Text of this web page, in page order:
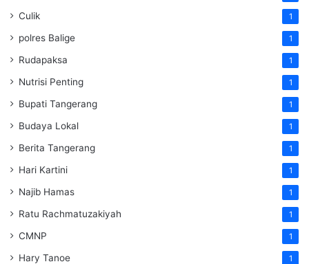
Culik 1
polres Balige 1
Rudapaksa 1
Nutrisi Penting 1
Bupati Tangerang 1
Budaya Lokal 1
Berita Tangerang 1
Hari Kartini 1
Najib Hamas 1
Ratu Rachmatuzakiyah 1
CMNP 1
Hary Tanoe 1